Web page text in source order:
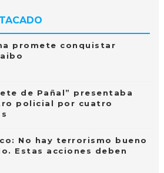
promete conquistar
de Pañal” presentaba
policial por cuatro
No hay terrorismo bueno
Estas acciones deben